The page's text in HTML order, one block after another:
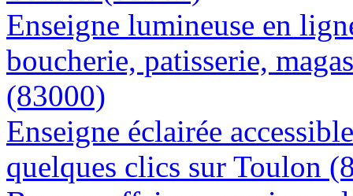
Enseigne lumineuse en
boucherie, patisserie,
(83000)
Enseigne éclairée
quelques clics sur Toulon